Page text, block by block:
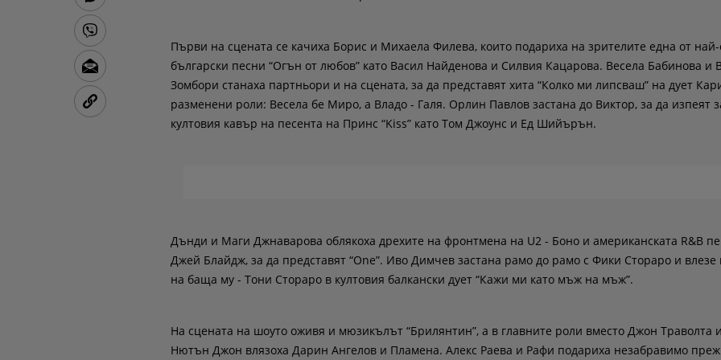
Първи на сцената се качиха Борис и Михаела Филева, които подариха на зрителите една от
български песни “Огън от любов” като Васил Найденова и Силвия Кацарова. Весела Бабинова и
Зомбори станаха партньори и на сцената, за да представят хита “Колко ми липсваш” на дует
разменени роли: Весела бе Миро, а Владо - Галя. Орлин Павлов застана до Виктор, за да изпеят
култовия кавър на песента на Принс “Kiss” като Том Джоунс и Ед Шийърън.
Дънди и Маги Джнаварова облякоха дрехите на фронтмена на U2 - Боно и американската R&B
Джей Блайдж, за да представят “One”. Иво Димчев застана рамо до рамо с Фики Стораро и влезе
на баща му - Тони Стораро в култовия балкански дует “Кажи ми като мъж на мъж”.
На сцената на шоуто оживя и мюзикълът “Брилянтин”, а в главните роли вместо Джон Траволта
Нютън Джон влязоха Дарин Ангелов и Пламена. Алекс Раева и Рафи подариха незабравимо